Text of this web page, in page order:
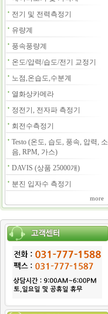
전기 및 전력측정기
유량계
풍속풍량계
온도/압력/습도/전기 교정기
노점,온습도,수분계
열화상카메라
정전기, 전자파 측정기
회전수측정기
Testo (온도, 습도, 풍속, 압력, 소
음, RPM, 가스)
DAVIS (상품 25000개)
분진 입자수 측정기
more